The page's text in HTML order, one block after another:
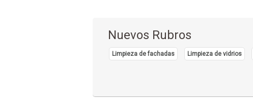
Nuevos Rubros
Limpieza de fachadas Limpieza de vidrios